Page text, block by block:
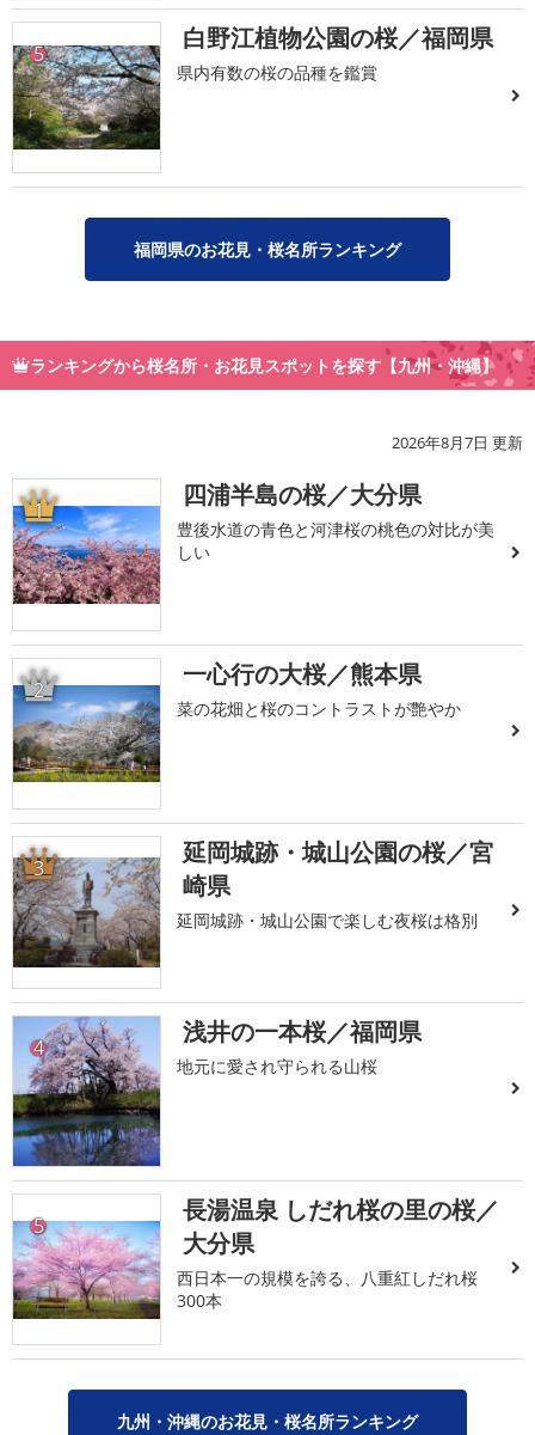
5 白野江植物公園の桜／福岡県
県内有数の桜の品種を鑑賞
福岡県のお花見・桜名所ランキング
ランキングから桜名所・お花見スポットを探す【九州・沖縄】
2026年8月7日 更新
1 四浦半島の桜／大分県
豊後水道の青色と河津桜の桃色の対比が美
しい
2 一心行の大桜／熊本県
菜の花畑と桜のコントラストが艶やか
3
延岡城跡・城山公園の桜／宮
崎県
延岡城跡・城山公園で楽しむ夜桜は格別
4 浅井の一本桜／福岡県
地元に愛され守られる山桜
5
長湯温泉 しだれ桜の里の桜／
大分県
西日本一の規模を誇る、八重紅しだれ桜
300本
九州・沖縄のお花見・桜名所ランキング